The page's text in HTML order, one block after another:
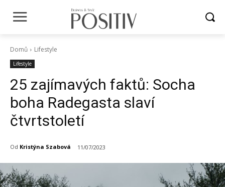
Domů Lifestyle
Lifestyle
25 zajímavých faktů: Socha
boha Radegasta slaví
čtvrtstoletí
Od Kristýna Szabová 11/07/2023